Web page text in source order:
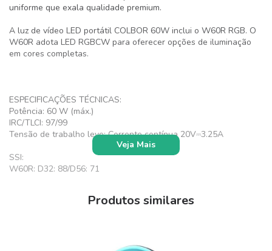
uniforme que exala qualidade premium.
A luz de vídeo LED portátil COLBOR 60W inclui o W60R RGB. O
W60R adota LED RGBCW para oferecer opções de iluminação
em cores completas.
ESPECIFICAÇÕES TÉCNICAS:
Potência: 60 W (máx.)
IRC/TLCI: 97/99
Tensão de trabalho leve: Corrente contínua 20V⎓3.25A
SSI:
W60R: D32: 88/D56: 71
W60R: Rf: 94/Rg: 101
Veja Mais
Produtos similares